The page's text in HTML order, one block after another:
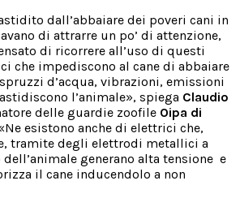
dall’abbaiare dei poveri cani in
di attrarre un po’ di attenzione,
di ricorrere all’uso di questi
che impediscono al cane di abbaiare
d’acqua, vibrazioni, emissioni
l’animale», spiega Claudio
delle guardie zoofile Oipa di
esistono anche di elettrici che,
tramite degli elettrodi metallici a
generano alta tensione e
il cane inducendolo a non